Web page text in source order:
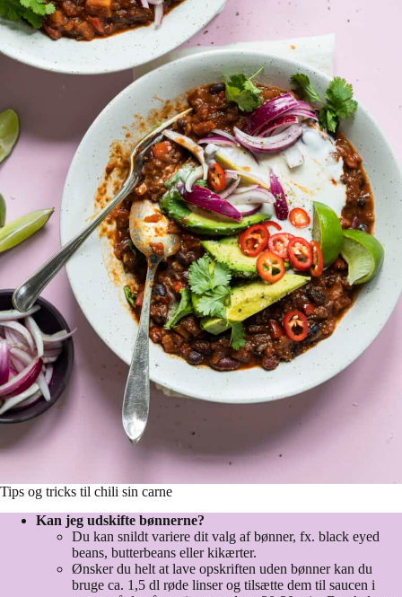
Tips og tricks til chili sin carne
Kan jeg udskifte bønnerne?
Du kan snildt variere dit valg af bønner, fx. black eyed
beans, butterbeans eller kikærter.
Ønsker du helt at lave opskriften uden bønner kan du
bruge ca. 1,5 dl røde linser og tilsætte dem til saucen i